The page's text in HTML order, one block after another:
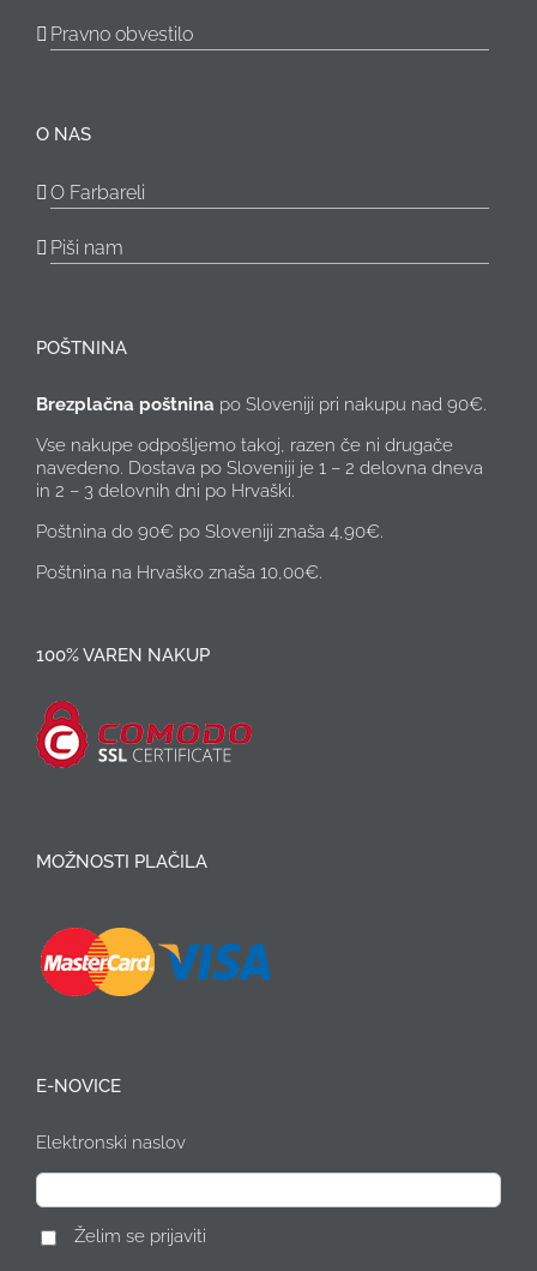
Pravno obvestilo
O NAS
O Farbareli
Piši nam
POŠTNINA
Brezplačna poštnina po Sloveniji pri nakupu nad 90€.
Vse nakupe odpošljemo takoj, razen če ni drugače
navedeno. Dostava po Sloveniji je 1 – 2 delovna dneva
in 2 – 3 delovnih dni po Hrvaški.
Poštnina do 90€ po Sloveniji znaša 4,90€.
Poštnina na Hrvaško znaša 10,00€.
100% VAREN NAKUP
MOŽNOSTI PLAČILA
E-NOVICE
Elektronski naslov
Želim se prijaviti